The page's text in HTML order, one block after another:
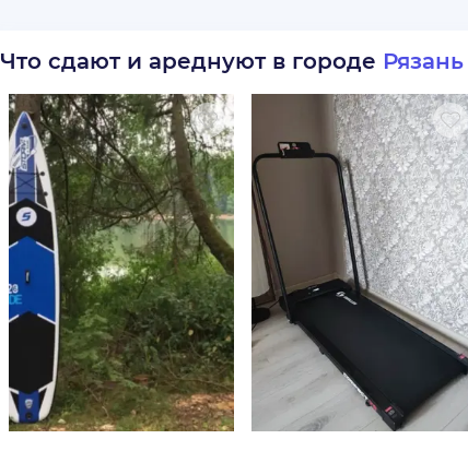
Что сдают и ареднуют в городе Рязань